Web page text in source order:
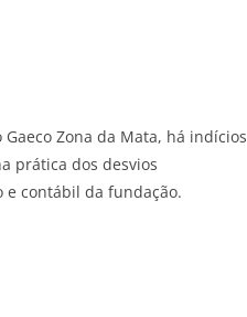
Zona da Mata, há indícios
prática dos desvios
e contábil da fundação.